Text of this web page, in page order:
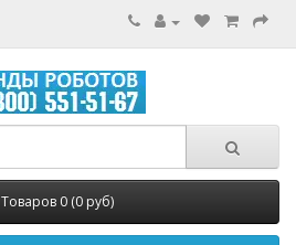
Товаров 0 (0 руб)